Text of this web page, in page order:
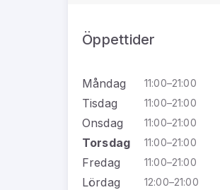
Öppettider
Måndag 11:00–21:00
Tisdag 11:00–21:00
Onsdag 11:00–21:00
Torsdag 11:00–21:00
Fredag 11:00–21:00
Lördag 12:00–21:00